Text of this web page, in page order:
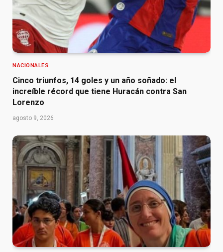
NACIONALES
Cinco triunfos, 14 goles y un año soñado: el
increíble récord que tiene Huracán contra San
Lorenzo
agosto 9, 2026